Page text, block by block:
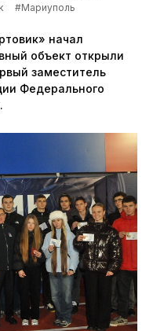
#Мариуполь
начал
объект открыли
заместитель
Федерального